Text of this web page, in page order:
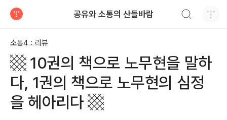
공유와 소통의 산들바람
소통4：리뷰
▩ 10권의 책으로 노무현을 말하
다, 1권의 책으로 노무현의 심정
을 헤아리다 ▩